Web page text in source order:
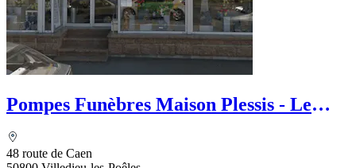
Pompes Funèbres Maison Plessis - Le
48 route de Caen